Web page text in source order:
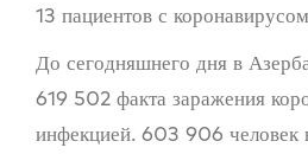
13 пациентов с
До сегодняшнего дня в
619 502 факта заражения
инфекцией. 603 906 человек